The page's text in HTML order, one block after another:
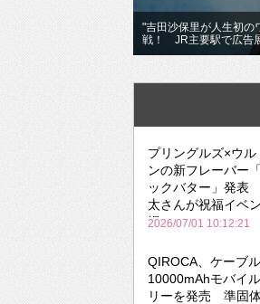
"吉田沙保里が人生初の
戦！ JR主要駅で広告
プリングルズ×ウル
ンの新フレーバー
ックバター」発表
太さんが祝福イベ
場
2026/07/01 10:12:21
QIROCA、ケーブ
10000mAhモバイ
リーを発売 準固